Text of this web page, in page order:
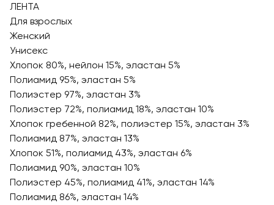
ЛЕНТА
Для взрослых
Женский
Унисекс
Хлопок 80%, нейлон 15%, эластан 5%
Полиамид 95%, эластан 5%
Полиэстер 97%, эластан 3%
Полиэстер 72%, полиамид 18%, эластан 10%
Хлопок гребенной 82%, полиэстер 15%, эластан 3%
Полиамид 87%, эластан 13%
Хлопок 51%, полиамид 43%, эластан 6%
Полиамид 90%, эластан 10%
Полиэстер 45%, полиамид 41%, эластан 14%
Полиамид 86%, эластан 14%